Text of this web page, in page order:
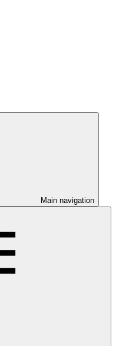
Main navigation